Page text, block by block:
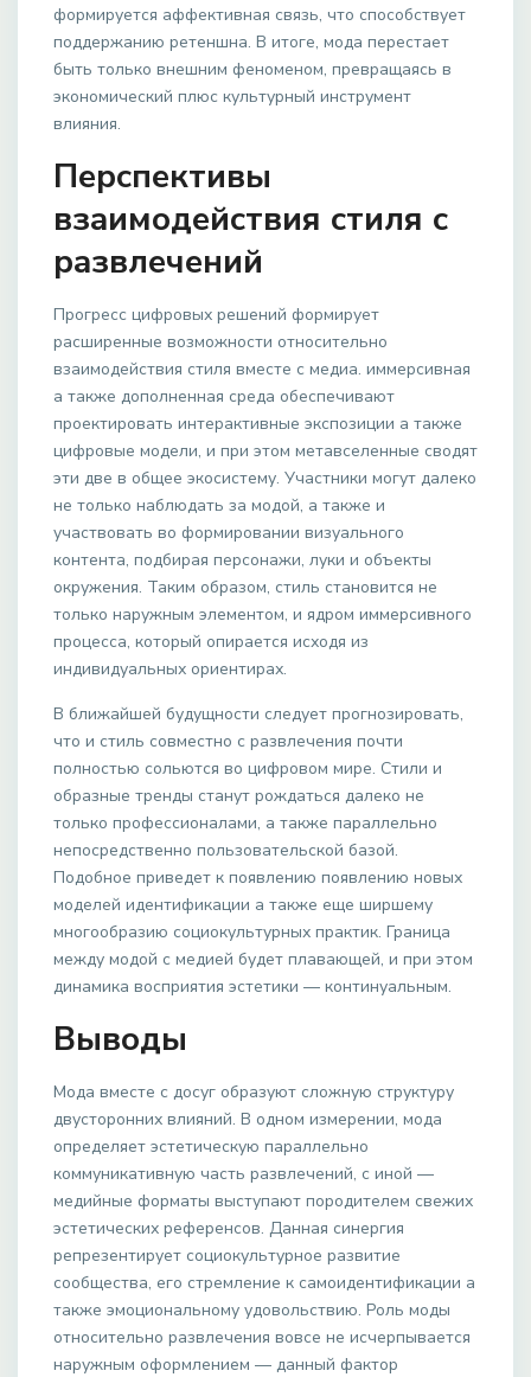
формируется аффективная связь, что способствует
поддержанию ретеншна. В итоге, мода перестает
быть только внешним феноменом, превращаясь в
экономический плюс культурный инструмент
влияния.
Перспективы
взаимодействия стиля с
развлечений
Прогресс цифровых решений формирует
расширенные возможности относительно
взаимодействия стиля вместе с медиа. иммерсивная
а также дополненная среда обеспечивают
проектировать интерактивные экспозиции а также
цифровые модели, и при этом метавселенные сводят
эти две в общее экосистему. Участники могут далеко
не только наблюдать за модой, а также и
участвовать во формировании визуального
контента, подбирая персонажи, луки и объекты
окружения. Таким образом, стиль становится не
только наружным элементом, и ядром иммерсивного
процесса, который опирается исходя из
индивидуальных ориентирах.
В ближайшей будущности следует прогнозировать,
что и стиль совместно с развлечения почти
полностью сольются во цифровом мире. Стили и
образные тренды станут рождаться далеко не
только профессионалами, а также параллельно
непосредственно пользовательской базой.
Подобное приведет к появлению появлению новых
моделей идентификации а также еще ширшему
многообразию социокультурных практик. Граница
между модой с медией будет плавающей, и при этом
динамика восприятия эстетики — континуальным.
Выводы
Мода вместе с досуг образуют сложную структуру
двусторонних влияний. В одном измерении, мода
определяет эстетическую параллельно
коммуникативную часть развлечений, с иной —
медийные форматы выступают породителем свежих
эстетических референсов. Данная синергия
репрезентирует социокультурное развитие
сообщества, его стремление к самоидентификации а
также эмоциональному удовольствию. Роль моды
относительно развлечения вовсе не исчерпывается
наружным оформлением — данный фактор